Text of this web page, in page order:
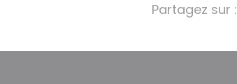
Partagez sur :